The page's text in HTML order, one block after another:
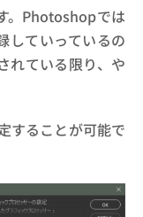
。Photoshopでは
していっているの
れている限り、や
することが可能で